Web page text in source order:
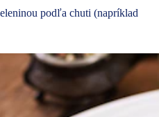
podľa chuti (napríklad